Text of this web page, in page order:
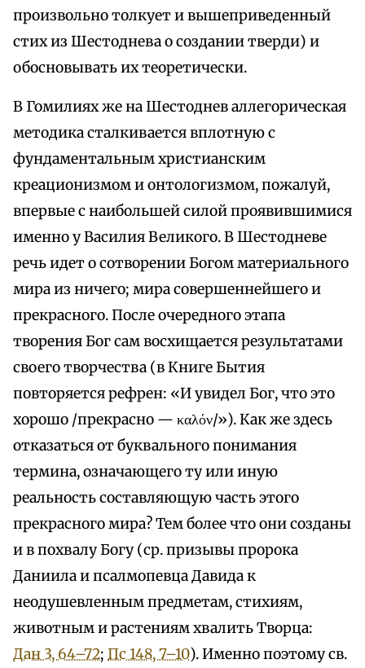
произвольно толкует и вышеприведенный
стих из Шестоднева о создании тверди) и
обосновывать их теоретически.
В Гомилиях же на Шестоднев аллегорическая
методика сталкивается вплотную с
фундаментальным христианским
креационизмом и онтологизмом, пожалуй,
впервые с наибольшей силой проявившимися
именно у Василия Великого. В Шестодневе
речь идет о сотворении Богом материального
мира из ничего; мира совершеннейшего и
прекрасного. После очередного этапа
творения Бог сам восхищается результатами
своего творчества (в Книге Бытия
повторяется рефрен: «И увидел Бог, что это
хорошо /прекрасно — καλόν/»). Как же здесь
отказаться от буквального понимания
термина, означающего ту или иную
реальность составляющую часть этого
прекрасного мира? Тем более что они созданы
и в похвалу Богу (ср. призывы пророка
Даниила и псалмопевца Давида к
неодушевленным предметам, стихиям,
животным и растениям хвалить Творца:
Дан 3, 64–72; Пс 148, 7–10). Именно поэтому св.